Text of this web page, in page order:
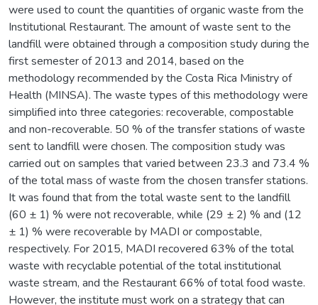
were used to count the quantities of organic waste from the
Institutional Restaurant. The amount of waste sent to the
landfill were obtained through a composition study during the
first semester of 2013 and 2014, based on the
methodology recommended by the Costa Rica Ministry of
Health (MINSA). The waste types of this methodology were
simplified into three categories: recoverable, compostable
and non-recoverable. 50 % of the transfer stations of waste
sent to landfill were chosen. The composition study was
carried out on samples that varied between 23.3 and 73.4 %
of the total mass of waste from the chosen transfer stations.
It was found that from the total waste sent to the landfill
(60 ± 1) % were not recoverable, while (29 ± 2) % and (12
± 1) % were recoverable by MADI or compostable,
respectively. For 2015, MADI recovered 63% of the total
waste with recyclable potential of the total institutional
waste stream, and the Restaurant 66% of total food waste.
However, the institute must work on a strategy that can